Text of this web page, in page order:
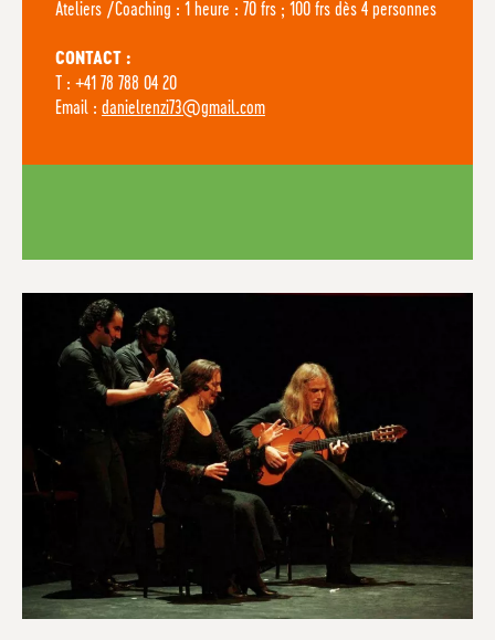
Ateliers /Coaching : 1 heure : 70 frs ; 100 frs dès 4 personnes
CONTACT :
T : +41 78 788 04 20
Email : danielrenzi73@gmail.com